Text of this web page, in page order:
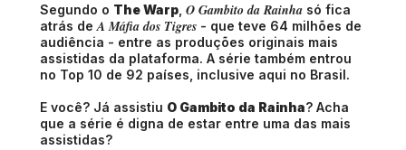
Segundo o The Warp O Gambito da Rainha só fica
atrás de A Máfia dos Tigres - que teve 64 milhões de
audiência - entre as produções originais mais
assistidas da plataforma. A série também entrou
no Top 10 de 92 países, inclusive aqui no Brasil.
E você? Já assistiu O Gambito da Rainha? Acha
que a série é digna de estar entre uma das mais
assistidas?